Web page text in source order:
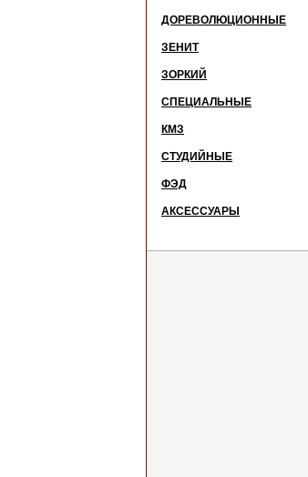
ДОРЕВОЛЮЦИОННЫЕ
ЗЕНИТ
ЗОРКИЙ
СПЕЦИАЛЬНЫЕ
КМЗ
СТУДИЙНЫЕ
ФЭД
АКСЕССУАРЫ